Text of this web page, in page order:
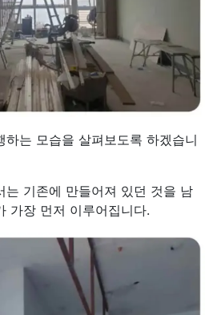
하는 모습을 살펴보도록 하겠습니
는 기존에 만들어져 있던 것을 남
가장 먼저 이루어집니다.